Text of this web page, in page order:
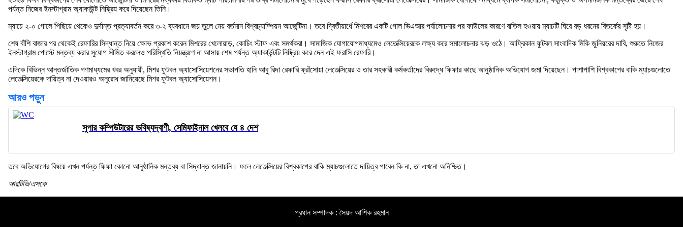
পর্যন্ত নিজের ইনস্টাগ্রাম অ্যাকাউন্ট নিষ্ক্রিয় করে দিয়েছেন তিনি।
ম্যাচে ২-০ গোলে পিছিয়ে থেকেও দুর্দান্ত প্রত্যাবর্তন করে ৩-২ ব্যবধানে জয় তুলে নেয় বর্তমান বিশ্বচ্যাম্পিয়ন আর্জেন্টিনা। তবে দ্বিতীয়ার্ধে মিশরের একটি গোল ভিএআর পর্যালোচনার পর ফাউলের কারণে বাতিল হওয়ায় ম্যাচটি ঘিরে বড় ধরনের বিতর্কের সৃষ্টি হয়।
শেষ বাঁশি বাজার পর থেকেই রেফারির সিদ্ধান্ত নিয়ে ক্ষোভ প্রকাশ করেন মিশরের খেলোয়াড়, কোচিং স্টাফ এবং সমর্থকরা। সামাজিক যোগাযোগমাধ্যমেও লেতেক্সিয়েরকে লক্ষ্য করে সমালোচনার ঝড় ওঠে। আফ্রিকান ফুটবল সাংবাদিক মিকি জুনিয়রের দাবি, শুরুতে নিজের
ইনস্টাগ্রাম পোস্টে মন্তব্য করার সুযোগ সীমিত করলেও পরিস্থিতি নিয়ন্ত্রণে না আসায় শেষ পর্যন্ত অ্যাকাউন্টটি নিষ্ক্রিয় করে দেন এই ফরাসি রেফারি।
এদিকে বিভিন্ন আন্তর্জাতিক গণমাধ্যমের খবর অনুযায়ী, মিশর ফুটবল অ্যাসোসিয়েশনের সভাপতি হানি আবু রিদা রেফারি ফ্রাঁসোয়া লেতেক্সিয়ের ও তার সহকারী কর্মকর্তাদের বিরুদ্ধে ফিফার কাছে আনুষ্ঠানিক অভিযোগ জমা দিয়েছেন। পাশাপাশি বিশ্বকাপের বাকি ম্যাচগুলোতে
লেতেক্সিয়েরকে দায়িত্ব না দেওয়ারও অনুরোধ জানিয়েছে মিশর ফুটবল অ্যাসোসিয়েশন।
আরও পড়ুন
সুপার কম্পিউটারের ভবিষ্যদ্বাণী, সেমিফাইনাল খেলবে যে ৪ দেশ
তবে অভিযোগের বিষয়ে এখন পর্যন্ত ফিফা কোনো আনুষ্ঠানিক মন্তব্য বা সিদ্ধান্ত জানায়নি। ফলে লেতেক্সিয়ের বিশ্বকাপের বাকি ম্যাচগুলোতে দায়িত্ব পাবেন কি না, তা এখনো অনিশ্চিত।
আরটিভি/এসকে
প্রধান সম্পাদক : সৈয়দ আশিক রহমান